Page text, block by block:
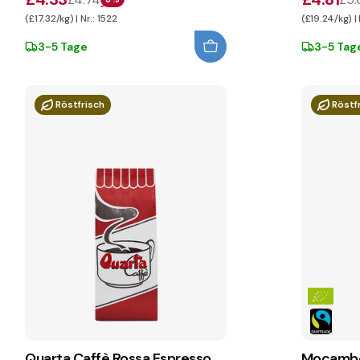
(£17.32/kg) | Nr.: 1522
3-5 Tage
(£19.24/kg) |
3-5
Röstfrisch